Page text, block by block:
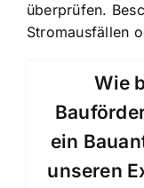
überprüfen.
Stromausfällen
Wie
ein
unseren